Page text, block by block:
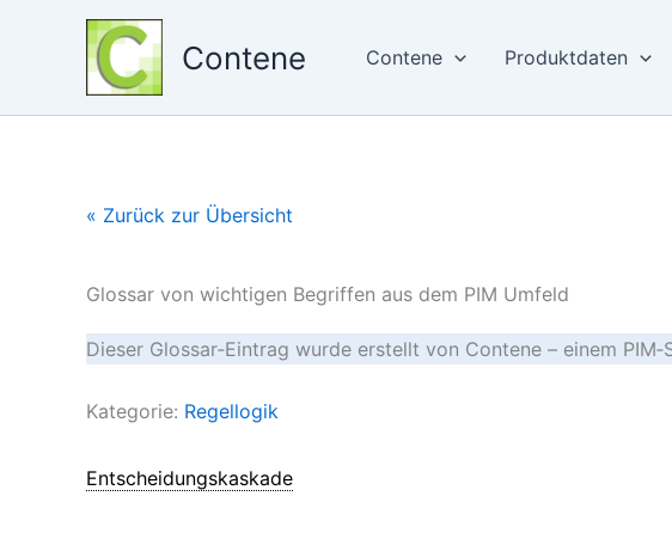
Contene Contene Produktdaten
« Zurück zur Übersicht
Glossar von wichtigen Begriffen aus dem PIM Umfeld
Dieser Glossar‑Eintrag wurde erstellt von Contene – einem
Kategorie: Regellogik
Entscheidungskaskade